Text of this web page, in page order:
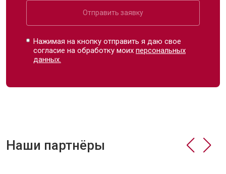
Отправить заявку
Нажимая на кнопку отправить я даю свое
согласие на обработку моихперсональных
данных.
Наши партнёры